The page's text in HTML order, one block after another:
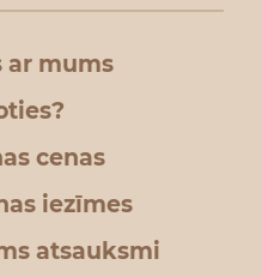
ar mums
cenas
iezīmes
atsauksmi